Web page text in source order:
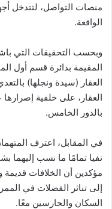
منصات التواصل، لتتدخل
الواقعة.
وبحسب التحقيقات التي
المقيمة بدائرة قسم أول
العقار (سيدة ونجلها)
العقار، على خلفية
بالدور الخامس.
في المقابل، اعترف
نفيا تمامًا ما نسب إليهما
مؤكدين أن الخلافات قديمة
إلى تناثر الفضلات في
السكان والحارسين معًا.